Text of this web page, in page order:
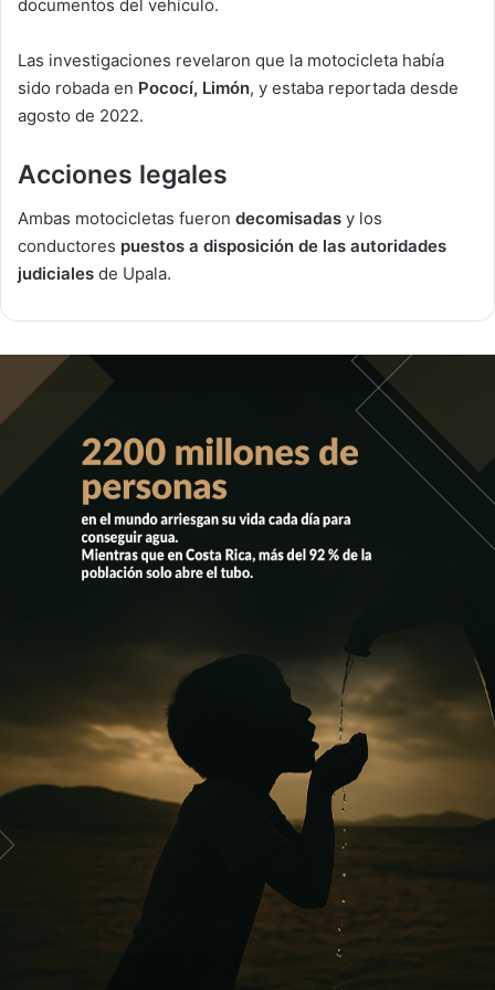
documentos del vehículo.
Las investigaciones revelaron que la motocicleta había
sido robada en Pococí, Limón, y estaba reportada desde
agosto de 2022.
Acciones legales
Ambas motocicletas fueron decomisadas y los
conductores puestos a disposición de las autoridades
judiciales de Upala.